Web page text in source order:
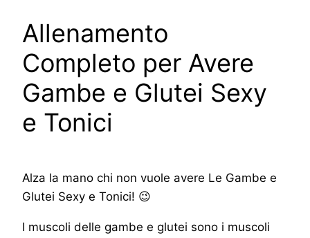
Allenamento
Completo per Avere
Gambe e Glutei Sexy
e Tonici
Alza la mano chi non vuole avere Le Gambe e
Glutei Sexy e Tonici! 😉
I muscoli delle gambe e glutei sono i muscoli